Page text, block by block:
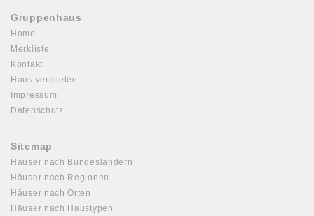
Gruppenhaus
Home
Merkliste
Kontakt
Haus vermieten
Impressum
Datenschutz
Sitemap
Häuser nach Bundesländern
Häuser nach Regionen
Häuser nach Orten
Häuser nach Haustypen